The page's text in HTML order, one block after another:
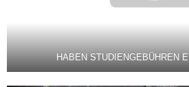
HABEN STUDIENGEBÜHREN